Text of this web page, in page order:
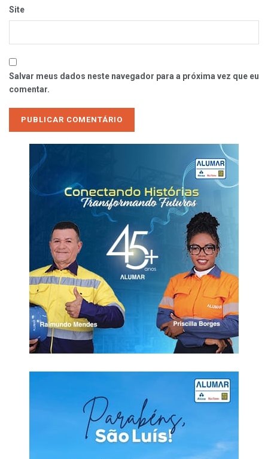
Site
Salvar meus dados neste navegador para a próxima vez que eu
comentar.